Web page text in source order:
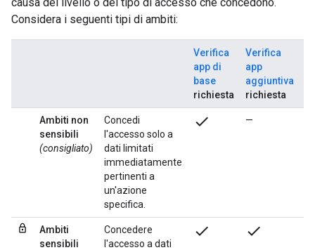
Considera i seguenti tipi di ambiti:
Verifica
app di
base
richiesta
Verifica
app
aggiuntiva
richiesta
Ambiti non
sensibili
(consigliato)
Concedi
l'accesso solo a
dati limitati
immediatamente
pertinenti a
un'azione
specifica.
check —
Ambiti
sensibili
Concedere
l'accesso a dati
check check